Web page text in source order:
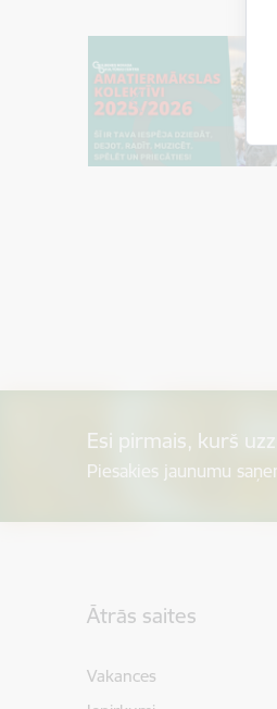
Esi pirmais, kurš
Piesakies jaunumu
Ātrās saites
Vakances